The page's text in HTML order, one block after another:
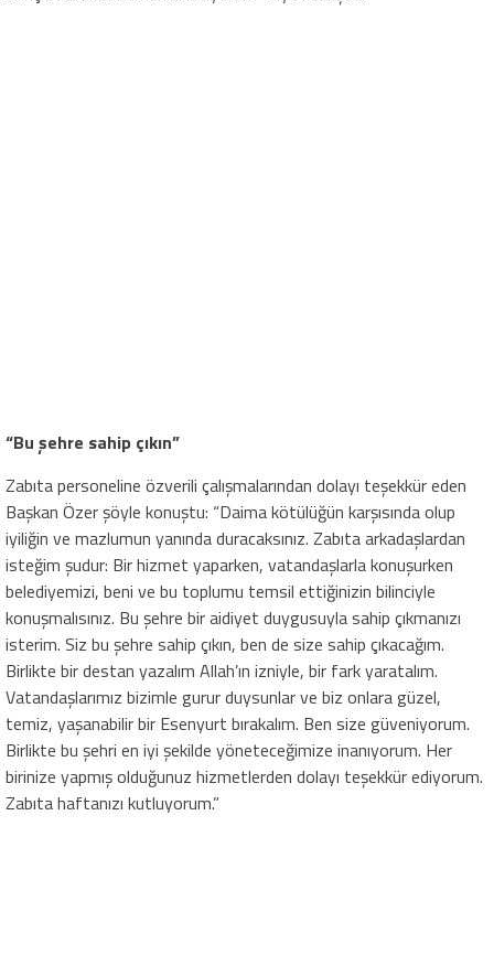
“Bu şehre sahip çıkın”
Zabıta personeline özverili çalışmalarından dolayı teşekkür eden
Başkan Özer şöyle konuştu: “Daima kötülüğün karşısında olup
iyiliğin ve mazlumun yanında duracaksınız. Zabıta arkadaşlardan
isteğim şudur: Bir hizmet yaparken, vatandaşlarla konuşurken
belediyemizi, beni ve bu toplumu temsil ettiğinizin bilinciyle
konuşmalısınız. Bu şehre bir aidiyet duygusuyla sahip çıkmanızı
isterim. Siz bu şehre sahip çıkın, ben de size sahip çıkacağım.
Birlikte bir destan yazalım Allah’ın izniyle, bir fark yaratalım.
Vatandaşlarımız bizimle gurur duysunlar ve biz onlara güzel,
temiz, yaşanabilir bir Esenyurt bırakalım. Ben size güveniyorum.
Birlikte bu şehri en iyi şekilde yöneteceğimize inanıyorum. Her
birinize yapmış olduğunuz hizmetlerden dolayı teşekkür ediyorum.
Zabıta haftanızı kutluyorum.”